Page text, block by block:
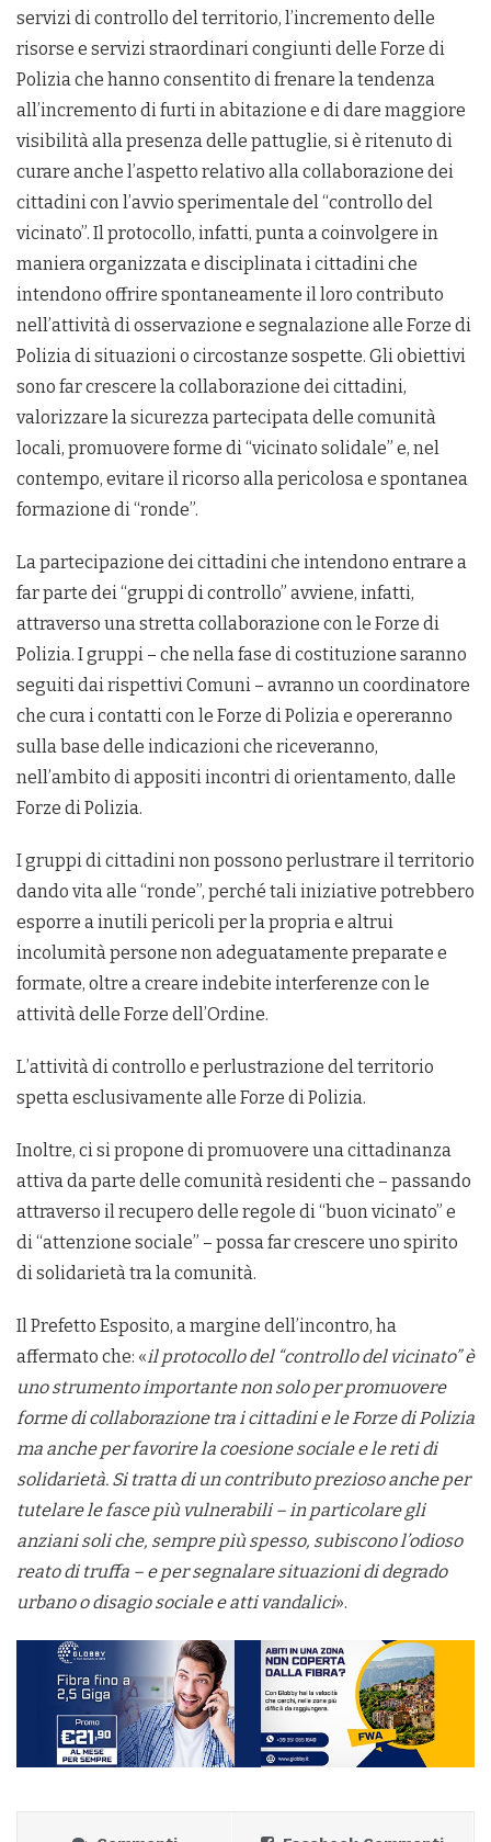
servizi di controllo del territorio, l’incremento delle
risorse e servizi straordinari congiunti delle Forze di
Polizia che hanno consentito di frenare la tendenza
all’incremento di furti in abitazione e di dare maggiore
visibilità alla presenza delle pattuglie, si è ritenuto di
curare anche l’aspetto relativo alla collaborazione dei
cittadini con l’avvio sperimentale del “controllo del
vicinato”. Il protocollo, infatti, punta a coinvolgere in
maniera organizzata e disciplinata i cittadini che
intendono offrire spontaneamente il loro contributo
nell’attività di osservazione e segnalazione alle Forze di
Polizia di situazioni o circostanze sospette. Gli obiettivi
sono far crescere la collaborazione dei cittadini,
valorizzare la sicurezza partecipata delle comunità
locali, promuovere forme di “vicinato solidale” e, nel
contempo, evitare il ricorso alla pericolosa e spontanea
formazione di “ronde”.
La partecipazione dei cittadini che intendono entrare a
far parte dei “gruppi di controllo” avviene, infatti,
attraverso una stretta collaborazione con le Forze di
Polizia. I gruppi – che nella fase di costituzione saranno
seguiti dai rispettivi Comuni – avranno un coordinatore
che cura i contatti con le Forze di Polizia e opereranno
sulla base delle indicazioni che riceveranno,
nell’ambito di appositi incontri di orientamento, dalle
Forze di Polizia.
I gruppi di cittadini non possono perlustrare il territorio
dando vita alle “ronde”, perché tali iniziative potrebbero
esporre a inutili pericoli per la propria e altrui
incolumità persone non adeguatamente preparate e
formate, oltre a creare indebite interferenze con le
attività delle Forze dell’Ordine.
L’attività di controllo e perlustrazione del territorio
spetta esclusivamente alle Forze di Polizia.
Inoltre, ci si propone di promuovere una cittadinanza
attiva da parte delle comunità residenti che – passando
attraverso il recupero delle regole di “buon vicinato” e
di “attenzione sociale” – possa far crescere uno spirito
di solidarietà tra la comunità.
Il Prefetto Esposito, a margine dell’incontro, ha
affermato che: «il protocollo del “controllo del vicinato” è
uno strumento importante non solo per promuovere
forme di collaborazione tra i cittadini e le Forze di Polizia
ma anche per favorire la coesione sociale e le reti di
solidarietà. Si tratta di un contributo prezioso anche per
tutelare le fasce più vulnerabili – in particolare gli
anziani soli che, sempre più spesso, subiscono l’odioso
reato di truffa – e per segnalare situazioni di degrado
urbano o disagio sociale e atti vandalici».